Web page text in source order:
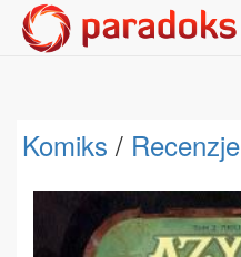
Komiks / Recenzje